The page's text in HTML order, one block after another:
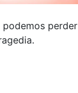
podemos perder